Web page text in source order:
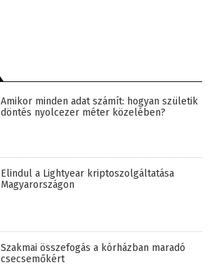
Amikor minden adat számít: hogyan születik
döntés nyolcezer méter közelében?
Elindul a Lightyear kriptoszolgáltatása
Magyarországon
Szakmai összefogás a kórházban maradó
csecsemőkért